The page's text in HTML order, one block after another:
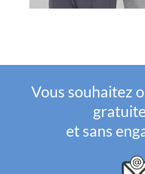
Vous souhaitez
et sans